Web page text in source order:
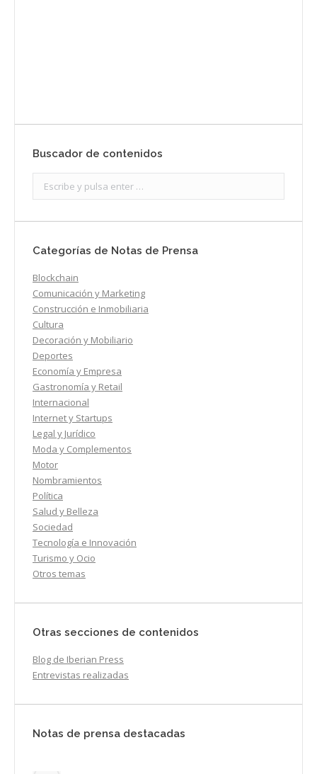
Buscador de contenidos
Categorías de Notas de Prensa
Blockchain
Comunicación y Marketing
Construcción e Inmobiliaria
Cultura
Decoración y Mobiliario
Deportes
Economía y Empresa
Gastronomía y Retail
Internacional
Internet y Startups
Legal y Jurídico
Moda y Complementos
Motor
Nombramientos
Política
Salud y Belleza
Sociedad
Tecnología e Innovación
Turismo y Ocio
Otros temas
Otras secciones de contenidos
Blog de Iberian Press
Entrevistas realizadas
Notas de prensa destacadas